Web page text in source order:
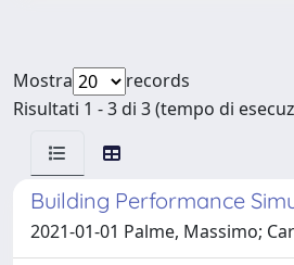
Mostra
records
Risultati 1 - 3 di 3 (tempo di
Building Performance
2021-01-01 Palme, Massimo;